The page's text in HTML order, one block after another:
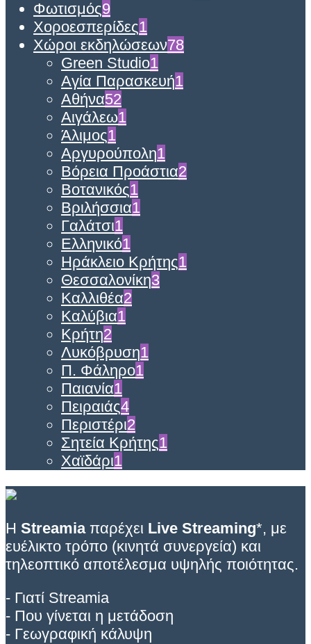
Φωτισμός9
Χοροεσπερίδες1
Χώροι εκδηλώσεων78
Green Studio1
Αγία Παρασκευή1
Αθήνα52
Αιγάλεω1
Άλιμος1
Αργυρούπολη1
Βόρεια Προάστια2
Βοτανικός1
Βριλήσσια1
Γαλάτσι1
Ελληνικό1
Ηράκλειο Κρήτης1
Θεσσαλονίκη3
Καλλιθέα2
Καλύβια1
Κρήτη2
Λυκόβρυση1
Π. Φάληρο1
Παιανία1
Πειραιάς4
Περιστέρι2
Σητεία Κρήτης1
Χαϊδάρι1
Η Streamiaπαρέχει Live Streaming*, με
ευέλικτο τρόπο (κινητά συνεργεία) και
τηλεοπτικό αποτέλεσμα υψηλής ποιότητας.
- Γιατί Streamia
- Που γίνεται η μετάδοση
- Γεωγραφική κάλυψη